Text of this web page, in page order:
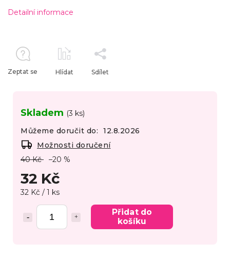
40 Kč –20 %
32 Kč
32 Kč / 1 ks
Přidat do
košíku
Skladem (3 ks)
Můžeme doručit do:
12.8.2026
Možnosti doručení
Detailní informace
Zeptat se Hlídat Sdílet